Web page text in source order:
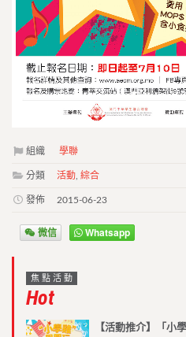
組織 學聯
分類 活動 綜合
發佈 2015-06-23
微信 Whatsapp
焦點活動
Hot
【活動推介】「小